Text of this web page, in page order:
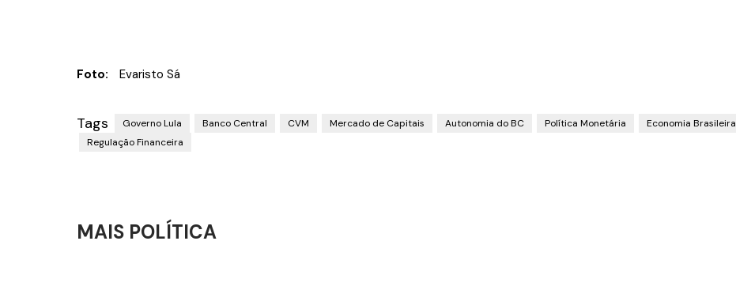
Foto: Evaristo Sá
Tags Governo Lula Banco Central CVM Mercado de Capitais Autonomia do BC Política Monetária Economia Brasileira
Regulação Financeira
MAIS POLÍTICA